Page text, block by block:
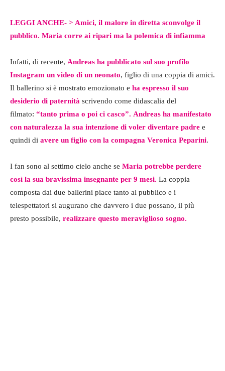
LEGGI ANCHE- > Amici, il malore in diretta sconvolge il
pubblico. Maria corre ai ripari ma la polemica di infiamma
Infatti, di recente, Andreas ha pubblicato sul suo profilo
Instagram un video di un neonato, figlio di una coppia di amici.
Il ballerino si è mostrato emozionato e ha espresso il suo
desiderio di paternità scrivendo come didascalia del
filmato: “tanto prima o poi ci casco”. Andreas ha manifestato
con naturalezza la sua intenzione di voler diventare padre e
quindi di avere un figlio con la compagna Veronica Peparini.
I fan sono al settimo cielo anche se Maria potrebbe perdere
così la sua bravissima insegnante per 9 mesi. La coppia
composta dai due ballerini piace tanto al pubblico e i
telespettatori si augurano che davvero i due possano, il più
presto possibile, realizzare questo meraviglioso sogno.